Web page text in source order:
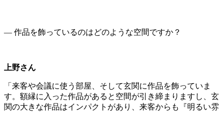
― 作品を飾っているのはどのような空間ですか？
上野さん
「来客や会議に使う部屋、そして玄関に作品を飾っていま
す。額縁に入った作品があると空間が引き締まりますし、玄
関の大きな作品はインパクトがあり、来客からも『明るい雰